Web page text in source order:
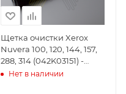
Щетка очистки Xerox
Nuvera 100, 120, 144, 157,
288, 314 (042K03151) -
042K03151
Нет в наличии